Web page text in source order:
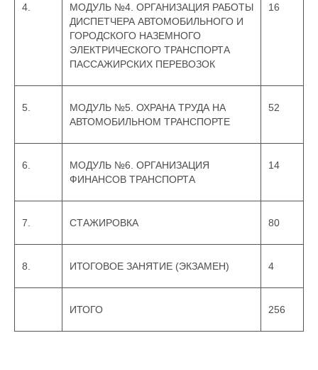
4.
МОДУЛЬ №4. ОРГАНИЗАЦИЯ РАБОТЫ
ДИСПЕТЧЕРА АВТОМОБИЛЬНОГО И
ГОРОДСКОГО НАЗЕМНОГО
ЭЛЕКТРИЧЕСКОГО ТРАНСПОРТА
ПАССАЖИРСКИХ ПЕРЕВОЗОК
16
5.
МОДУЛЬ №5. ОХРАНА ТРУДА НА
АВТОМОБИЛЬНОМ ТРАНСПОРТЕ
52
6.
МОДУЛЬ №6. ОРГАНИЗАЦИЯ
ФИНАНСОВ ТРАНСПОРТА
14
7. СТАЖИРОВКА 80
8. ИТОГОВОЕ ЗАНЯТИЕ (ЭКЗАМЕН) 4
ИТОГО 256